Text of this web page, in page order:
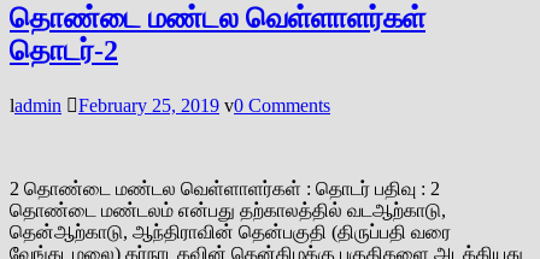
தொண்டை மண்டல வெள்ளாளர்கள்
தொடர்-2
admin February 25, 2019 0 Comments
2 தொண்டை மண்டல வெள்ளாளர்கள் : தொடர் பதிவு : 2
தொண்டை மண்டலம் என்பது தற்காலத்தில் வடஆற்காடு,
தென்ஆற்காடு, ஆந்திராவின் தென்பகுதி (திருப்பதி வரை
வேங்கடமலை) கர்நாடகவின் தென்கிழக்கு பகுதிகளை அடக்கியது